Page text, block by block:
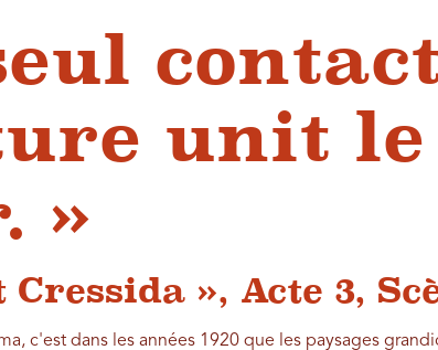
unit le
»
», Acte 3,
c'est dans les années 1920 que les paysages